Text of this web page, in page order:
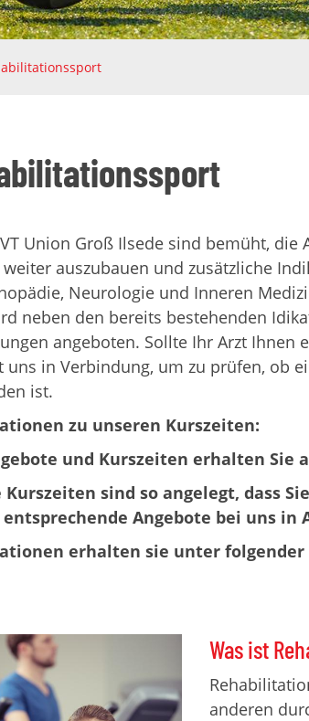
Union Groß Ilsede sind bemüht,
auszubauen und zusätzliche
Neurologie und Inneren
neben den bereits bestehenden
angeboten. Sollte Ihr Arzt Ihnen
uns in Verbindung, um zu prüfen, ob
ist.
zu unseren Kurszeiten:
und Kurszeiten erhalten Sie
Kurszeiten sind so angelegt, dass
Angebote bei uns in
erhalten sie unter folgender
Was ist
anderen